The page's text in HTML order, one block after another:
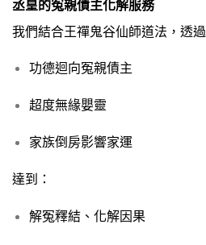
丞皇的冤親債主化解服務
我們結合王禪鬼谷仙師道法，透過
功德迴向冤親債主
超度無緣嬰靈
家族倒房影響家運
達到：
解冤釋結、化解因果